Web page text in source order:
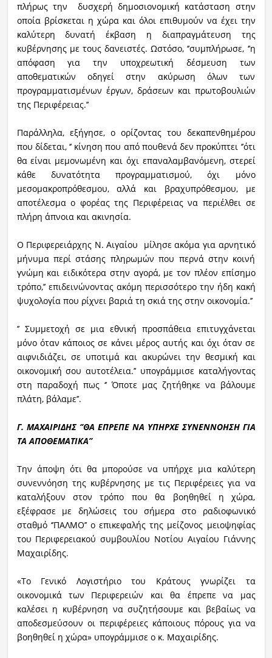
πλήρως την δυσχερή δημοσιονομική κατάσταση στην
οποία βρίσκεται η χώρα και όλοι επιθυμούν να έχει την
καλύτερη δυνατή έκβαση η διαπραγμάτευση της
κυβέρνησης με τους δανειστές. Ωστόσο, ‘’συμπλήρωσε, ‘’η
απόφαση για την υποχρεωτική δέσμευση των
αποθεματικών οδηγεί στην ακύρωση όλων των
προγραμματισμένων έργων, δράσεων και πρωτοβουλιών
της Περιφέρειας.’’
Παράλληλα, εξήγησε, ο ορίζοντας του δεκαπενθημέρου
που δίδεται, ‘’ κίνηση που από πουθενά δεν προκύπτει ‘’ότι
θα είναι μεμονωμένη και όχι επαναλαμβανόμενη, στερεί
κάθε δυνατότητα προγραμματισμού, όχι μόνο
μεσομακροπρόθεσμου, αλλά και βραχυπρόθεσμου, με
αποτέλεσμα ο φορέας της Περιφέρειας να περιέλθει σε
πλήρη άπνοια και ακινησία.
Ο Περιφερειάρχης Ν. Αιγαίου μίλησε ακόμα για αρνητικό
μήνυμα περί στάσης πληρωμών που περνά στην κοινή
γνώμη και ειδικότερα στην αγορά, με τον πλέον επίσημο
τρόπο,’’ επιδεινώνοντας ακόμη περισσότερο την ήδη κακή
ψυχολογία που ρίχνει βαριά τη σκιά της στην οικονομία.’’
’’ Συμμετοχή σε μια εθνική προσπάθεια επιτυγχάνεται
μόνο όταν κάποιος σε κάνει μέρος αυτής και όχι όταν σε
αιφνιδιάζει, σε υποτιμά και ακυρώνει την θεσμική και
οικονομική σου αυτοτέλεια.’’ υπογράμμισε καταλήγοντας
στη παραδοχή πως ‘’ Όποτε μας ζητήθηκε να βάλουμε
πλάτη, βάλαμε’’.
Γ. ΜΑΧΑΙΡΙΔΗΣ ‘’ΘΑ ΕΠΡΕΠΕ ΝΑ ΥΠΗΡΧΕ ΣΥΝΕΝΝΟΗΣΗ ΓΙΑ
ΤΑ ΑΠΟΘΕΜΑΤΙΚΑ’’
Την άποψη ότι θα μπορούσε να υπήρχε μια καλύτερη
συνεννόηση της κυβέρνησης με τις Περιφέρειες για να
καταλήξουν στον τρόπο που θα βοηθηθεί η χώρα,
εξέφρασε με δηλώσεις του σήμερα στο ραδιοφωνικό
σταθμό ‘’ΠΑΛΜΟ’’ ο επικεφαλής της μείζονος μειοψηφίας
του Περιφερειακού συμβουλίου Νοτίου Αιγαίου Γιάννης
Μαχαιρίδης.
«Το Γενικό Λογιστήριο του Κράτους γνωρίζει τα
οικονομικά των Περιφερειών και θα έπρεπε να μας
καλέσει η κυβέρνηση να συζητήσουμε και βεβαίως να
αποδεσμεύσουν οι περιφέρειες κάποιους πόρους για να
βοηθηθεί η χώρα» υπογράμμισε ο κ. Μαχαιρίδης.